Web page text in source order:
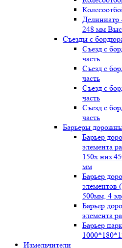
248 мм
Съезды с
Съезд с
часть
Съезд с
часть
Съезд с
часть
Съезд с
часть
Барьеры
Барьер
элемента
150x низ
мм
Барьер
элементов
500мм, 4
Барьер
элемента
Барьер
Измельчители